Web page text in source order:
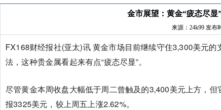
金市展望：黄金“疲态尽显
来源：24k99 发布
FX168财经报社(亚太)讯 黄金市场目前继续守住3,300美元
法，这种贵金属看起来有点“疲态尽显”。
尽管黄金本周收盘大幅低于周二曾触及的3,400美元上方，
报3325美元，较上周五上涨2.62%。